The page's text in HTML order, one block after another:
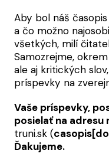
Aby bol náš
a čo možno
všetkých, milí
Samozrejme,
ale aj kritických
príspevky na
Vaše príspevky,
posielať na adresu
truni.sk (
Ďakujeme.